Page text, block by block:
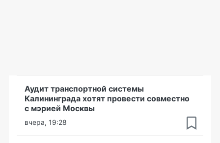
Аудит транспортной системы
Калининграда хотят провести совместно
с мэрией Москвы
вчера, 19:28